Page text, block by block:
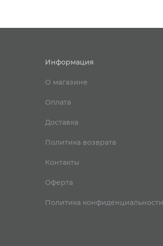
Информация
О магазине
Оплата
Доставка
Политика возврата
Контакты
Оферта
Политика конфиденциальности